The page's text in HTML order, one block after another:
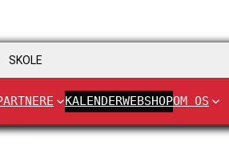
SKOLE
KALENDERWEBSHOPOM OS